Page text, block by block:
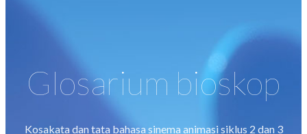
Glosarium bioskop
Kosakata dan tata bahasa sinema animasi siklus 2 dan 3